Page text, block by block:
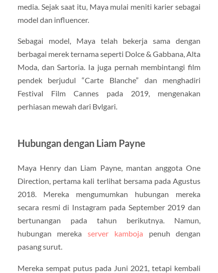
media. Sejak saat itu, Maya mulai meniti karier sebagai
model dan influencer.
Sebagai model, Maya telah bekerja sama dengan
berbagai merek ternama seperti Dolce & Gabbana, Alta
Moda, dan Sartoria. Ia juga pernah membintangi film
pendek berjudul “Carte Blanche” dan menghadiri
Festival Film Cannes pada 2019, mengenakan
perhiasan mewah dari Bvlgari.
Hubungan dengan Liam Payne
Maya Henry dan Liam Payne, mantan anggota One
Direction, pertama kali terlihat bersama pada Agustus
2018. Mereka mengumumkan hubungan mereka
secara resmi di Instagram pada September 2019 dan
bertunangan pada tahun berikutnya. Namun,
hubungan merekaserver kamboja penuh dengan
pasang surut.
Mereka sempat putus pada Juni 2021, tetapi kembali